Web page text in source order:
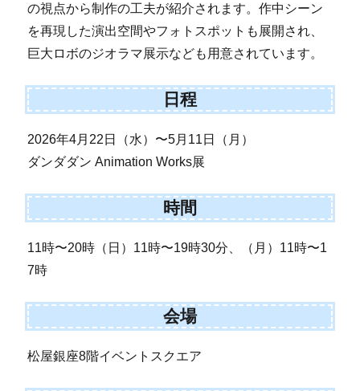
の視点から制作の工夫が紹介されます。作中シーン
を再現した演出空間やフォトスポットも展開され、
巨大ロボのジオラマ展示なども用意されています。
日程
2026年4月22日（水）〜5月11日（月）
ダンダダン Animation Works展
時間
11時〜20時（日）11時〜19時30分、（月）11時〜1
7時
会場
松屋銀座8階イベントスクエア